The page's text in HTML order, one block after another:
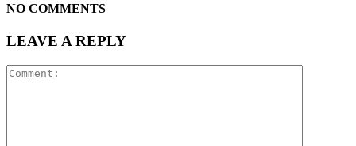
NO COMMENTS
LEAVE A REPLY